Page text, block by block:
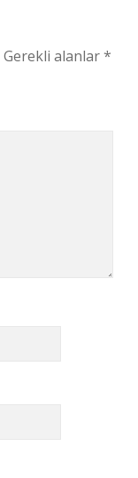
Gerekli alanlar*